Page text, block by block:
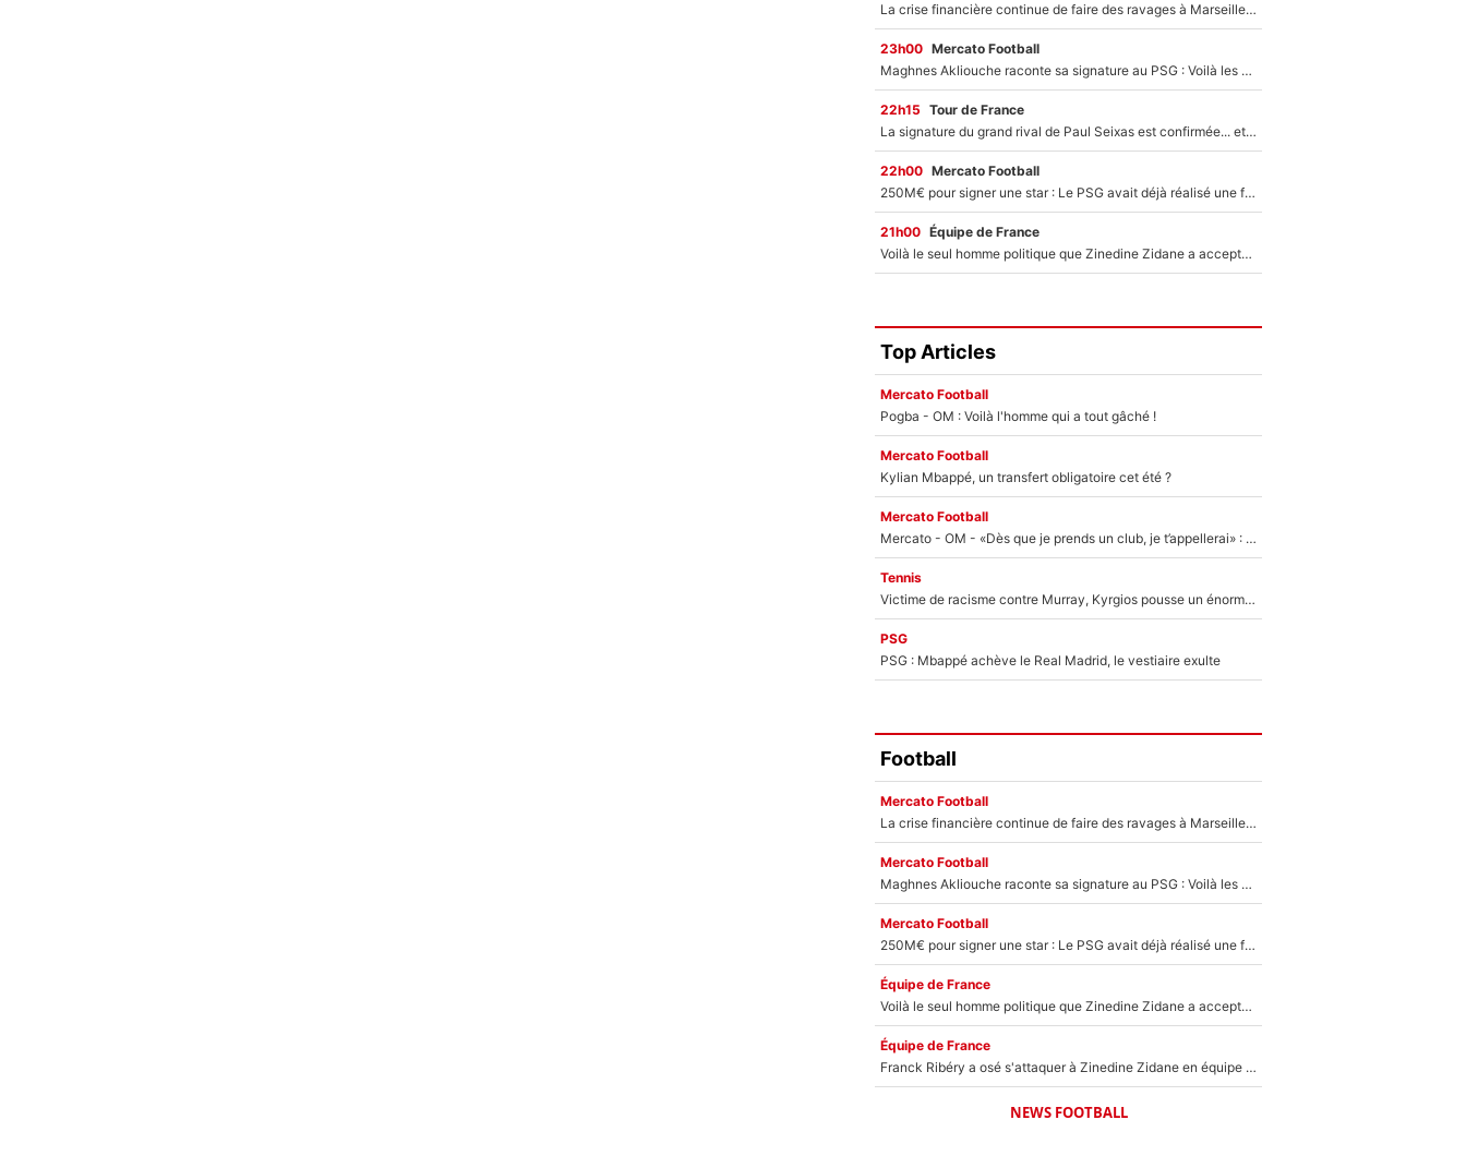
La crise financière continue de faire des ravages à Marseille : L’OM a placé 12 joueurs sur le marché des transferts… et ça pourrait lui rapporter près de 100M€ !
23h00 Mercato Football
Maghnes Akliouche raconte sa signature au PSG : Voilà les coulisses de son transfert de rêve à 50M€
22h15 Tour de France
La signature du grand rival de Paul Seixas est confirmée... et c'est une excellente nouvelle pour l'équipe Decathlon-CMA CGM !
22h00 Mercato Football
250M€ pour signer une star : Le PSG avait déjà réalisé une folie sur le mercato bien avant Neymar !
21h00 Équipe de France
Voilà le seul homme politique que Zinedine Zidane a accepté dans son entourage : «Je garde un très bon souvenir de lui»
Top Articles
Mercato Football
Pogba - OM : Voilà l'homme qui a tout gâché !
Mercato Football
Kylian Mbappé, un transfert obligatoire cet été ?
Mercato Football
Mercato - OM - «Dès que je prends un club, je t’appellerai» : La promesse de Marcelino au moment de claquer la porte
Tennis
Victime de racisme contre Murray, Kyrgios pousse un énorme coup de gueule !
PSG
PSG : Mbappé achève le Real Madrid, le vestiaire exulte
Football
Mercato Football
La crise financière continue de faire des ravages à Marseille : L’OM a placé 12 joueurs sur le marché des transferts… et ça pourrait lui rapporter près de 100M€ !
Mercato Football
Maghnes Akliouche raconte sa signature au PSG : Voilà les coulisses de son transfert de rêve à 50M€
Mercato Football
250M€ pour signer une star : Le PSG avait déjà réalisé une folie sur le mercato bien avant Neymar !
Équipe de France
Voilà le seul homme politique que Zinedine Zidane a accepté dans son entourage : «Je garde un très bon souvenir de lui»
Équipe de France
Franck Ribéry a osé s'attaquer à Zinedine Zidane en équipe de France : «Je n'aurais jamais fait ça»
NEWS FOOTBALL